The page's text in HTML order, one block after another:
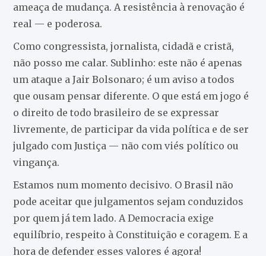
ameaça de mudança. A resistência à renovação é
real — e poderosa.
Como congressista, jornalista, cidadã e cristã,
não posso me calar. Sublinho: este não é apenas
um ataque a Jair Bolsonaro; é um aviso a todos
que ousam pensar diferente. O que está em jogo é
o direito de todo brasileiro de se expressar
livremente, de participar da vida política e de ser
julgado com Justiça — não com viés político ou
vingança.
Estamos num momento decisivo. O Brasil não
pode aceitar que julgamentos sejam conduzidos
por quem já tem lado. A Democracia exige
equilíbrio, respeito à Constituição e coragem. E a
hora de defender esses valores é agora!